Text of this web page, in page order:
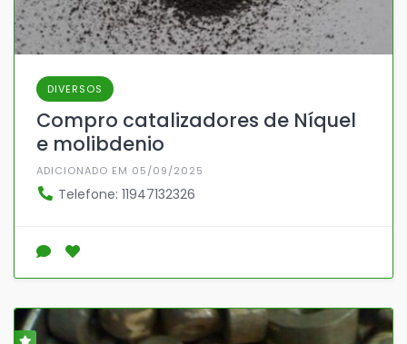
DIVERSOS
Compro catalizadores de Níquel
e molibdenio
ADICIONADO EM 05/09/2025
Telefone: 11947132326